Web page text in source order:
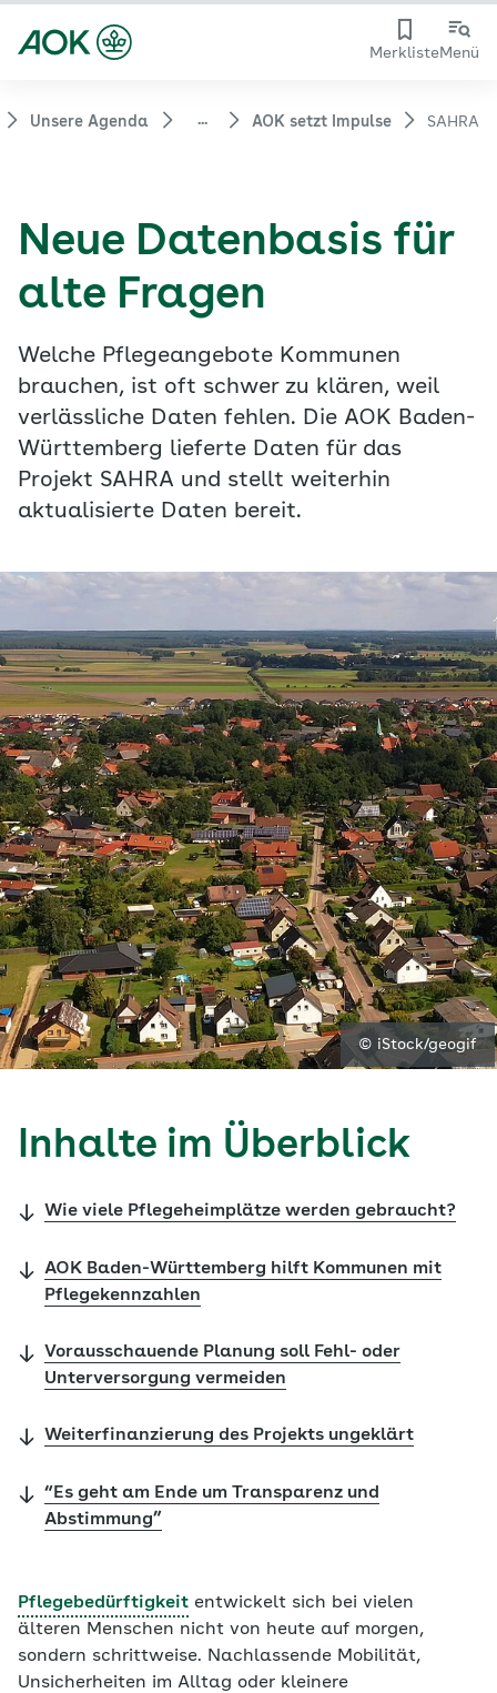
MerklisteMenü
Unsere Agenda ... AOK setzt Impulse SAHRA
Neue Datenbasis für
alte Fragen
Welche Pflegeangebote Kommunen
brauchen, ist oft schwer zu klären, weil
verlässliche Daten fehlen. Die AOK Baden-
Württemberg lieferte Daten für das
Projekt SAHRA und stellt weiterhin
aktualisierte Daten bereit.
© iStock/geogif
Inhalte im Überblick
Wie viele Pflegeheimplätze werden gebraucht?
AOK Baden-Württemberg hilft Kommunen mit
Pflegekennzahlen
Vorausschauende Planung soll Fehl- oder
Unterversorgung vermeiden
Weiterfinanzierung des Projekts ungeklärt
“Es geht am Ende um Transparenz und
Abstimmung”
Pflegebedürftigkeit entwickelt sich bei vielen
älteren Menschen nicht von heute auf morgen,
sondern schrittweise. Nachlassende Mobilität,
Unsicherheiten im Alltag oder kleinere